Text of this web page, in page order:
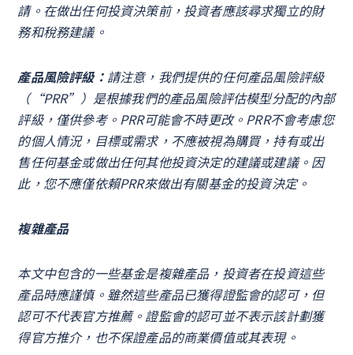
請。在做出任何投資決策前，投資者應該尋求獨立的財
務和稅務建議。
產品風險評級： 請注意，我們提供的任何產品風險評級
（“PRR”）是根據我們的產品風險評估模型分配的內部
評級，僅供參考。PRR可能會不時更改。PRR不會考慮您
的個人情況，目標或需求，不應被視為購買，持有或出
售任何基金或做出任何其他投資決定的建議或建議。因
此，您不應僅依賴PRR來做出有關基金的投資決定。
複雜產品
本文中包含的一些基金是複雜產品，投資者在投資這些
產品時應謹慎。雖然這些產品已獲得證監會的認可，但
認可不代表官方推薦。證監會的認可並不表示該計劃獲
得官方推介，也不保證產品的商業價值或其表現。